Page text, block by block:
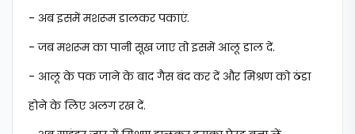
- अब इसमें मशरूम डालकर पकाएं.
- जब मशरूम का पानी सूख जाए तो इसमें आलू डाल दें.
- आलू के पक जाने के बाद गैस बंद कर दें और मिश्रण को ठंडा
होने के लिए अलग रख दें.